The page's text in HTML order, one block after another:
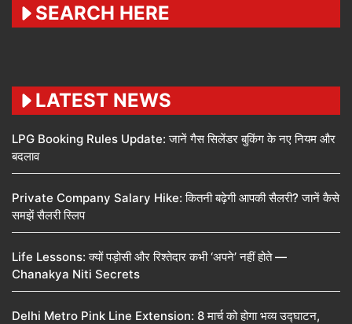
SEARCH HERE
LATEST NEWS
LPG Booking Rules Update: जानें गैस सिलेंडर बुकिंग के नए नियम और
बदलाव
Private Company Salary Hike: कितनी बढ़ेगी आपकी सैलरी? जानें कैसे
समझें सैलरी स्लिप
Life Lessons: क्यों पड़ोसी और रिश्तेदार कभी ‘अपने’ नहीं होते —
Chanakya Niti Secrets
Delhi Metro Pink Line Extension: 8 मार्च को होगा भव्य उद्घाटन,